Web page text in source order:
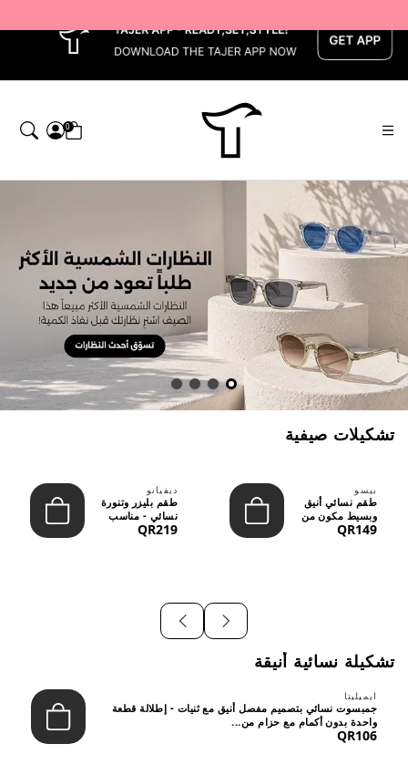
0
تاجر — Home page default h1 desc
تشكيلات صيفية
بيسو
طقم نسائي أنيق
وبسيط مكون من
قطعتين - تصميم
QR149
ديفيانو
طقم بليزر وتنورة
نسائي - مناسب
للعمل الرسمي
QR219
تشكيلة نسائية أنيقة
ايميليتا
جمبسوت نسائي بتصميم مفصل أنيق مع ثنيات - إطلالة قطعة
واحدة بدون أكمام مع حزام من...
QR106